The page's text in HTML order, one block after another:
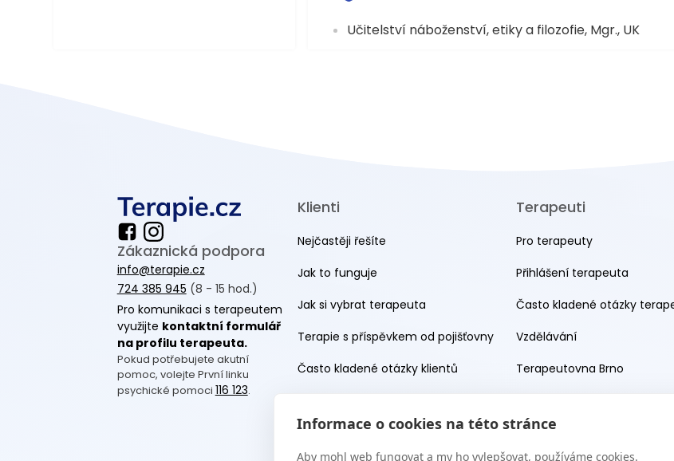
Informace o cookies na této stránce
Aby mohl web fungovat a my ho vylepšovat, používáme cookies.
Učitelství náboženství, etiky a filozofie, Mgr., UK
Zákaznická podpora
info@terapie.cz
724 385 945 (8 - 15 hod.)
Pro komunikaci s terapeutem
využijte kontaktní formulář
na profilu terapeuta.
Pokud potřebujete akutní
pomoc, volejte První linku
psychické pomoci 116 123.
Klienti
Nejčastěji řešíte
Jak to funguje
Jak si vybrat terapeuta
Terapie s příspěvkem od pojišťovny
Často kladené otázky klientů
Webináře
Terapeuti
Pro terapeuty
Přihlášení terapeuta
Často kladené otázky
Vzdělávání
Terapeutovna Brno